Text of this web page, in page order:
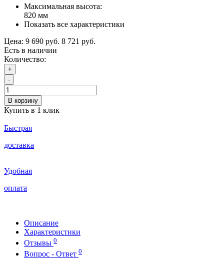
Максимальная высота:
820 мм
Показать все характеристики
Цена: 9 690 руб. 8 721 руб.
Есть в наличии
Количество:
+
-
В корзину
Купить в 1 клик
Быстрая
доставка
Удобная
оплата
Описание
Характеристики
Отзывы 0
Вопрос - Ответ 0